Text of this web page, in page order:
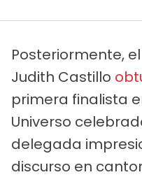
Posteriormente,
Judith Castillo
primera finalista
Universo
delegada
discurso en